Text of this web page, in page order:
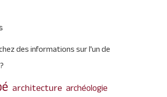
des informations sur l'un de
architecture archéologie